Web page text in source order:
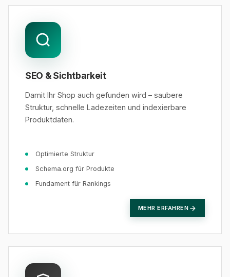
SEO & Sichtbarkeit
Damit Ihr Shop auch gefunden wird – saubere
Struktur, schnelle Ladezeiten und indexierbare
Produktdaten.
Optimierte Struktur
Schema.org für Produkte
Fundament für Rankings
MEHR ERFAHREN